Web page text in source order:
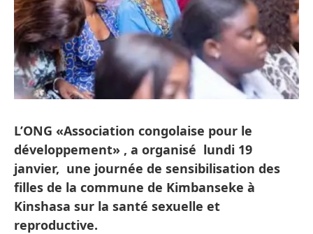
L’ONG «Association congolaise pour le
développement» , a organisé lundi 19
janvier, une journée de sensibilisation des
filles de la commune de Kimbanseke à
Kinshasa sur la santé sexuelle et
reproductive.